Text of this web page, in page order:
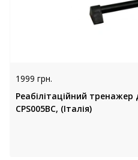
1999 грн.
Реабілітаційний тренажер
CPS005BC, (Італія)